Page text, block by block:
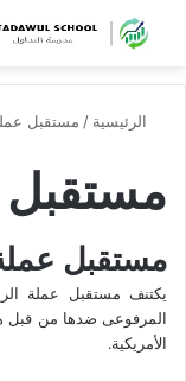
الرئيسية / مستقبل
مستقبل
مستقبل عملة
يكتنف مستقبل عملة
المرفوعى ضدها من قبل
الأمريكية.